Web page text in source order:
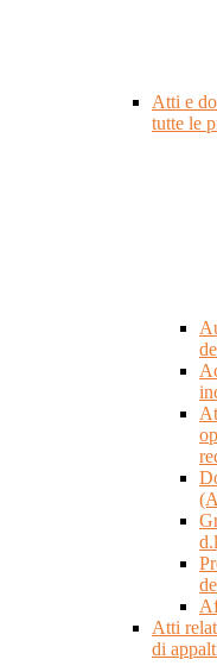
Atti e
tutte le
Atti
di